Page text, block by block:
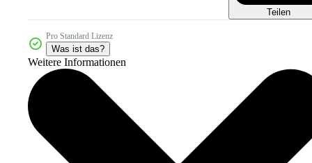
Teilen
Pro Standard Lizenz
Was ist das?
Weitere Informationen